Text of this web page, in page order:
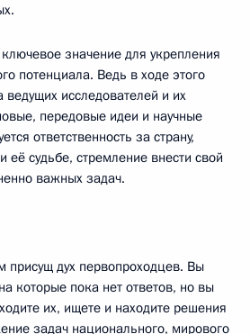
значение для укрепления
потенциала. Ведь в ходе этого
ведущих исследователей и их
передовые идеи и научные
ответственность за страну,
её судьбе, стремление внести свой
важных задач.
присущ дух первопроходцев. Вы
которые пока нет ответов, но вы
их, ищете и находите решения
задач национального, мирового